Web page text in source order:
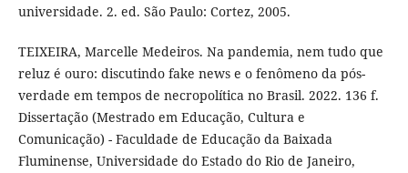
universidade. 2. ed. São Paulo: Cortez, 2005.
TEIXEIRA, Marcelle Medeiros. Na pandemia, nem tudo que
reluz é ouro: discutindo fake news e o fenômeno da pós-
verdade em tempos de necropolítica no Brasil. 2022. 136 f.
Dissertação (Mestrado em Educação, Cultura e
Comunicação) - Faculdade de Educação da Baixada
Fluminense, Universidade do Estado do Rio de Janeiro,